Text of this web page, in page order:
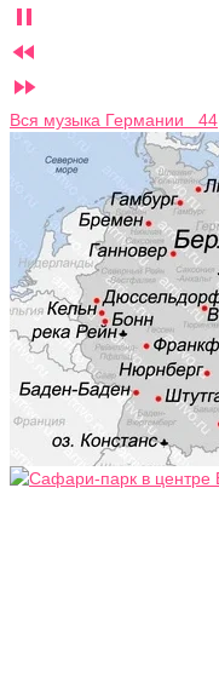



Вся музыка Германии 44